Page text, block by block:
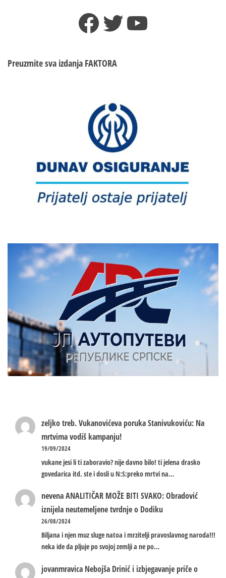
Facebook
TwitterYouTube
Preuzmite sva izdanja FAKTORA
zeljko treb.Vukanovićeva poruka Stanivukoviću: Na
mrtvima vodiš kampanju!
19/09/2024
vukane jesi li ti zaboravio? nije davno bilo! ti jelena drasko
govedarica itd. ste i dosli u N:S:preko mrtvi na…
nevenaANALITIČAR MOŽE BITI SVAKO: Obradović
iznijela neutemeljene tvrdnje o Dodiku
26/08/2024
Biljana i njen muz sluge natoa i mrzitelji pravoslavnog naroda!!!
neka ide da pljuje po svojoj zemlji a ne po…
jovanmravica Nebojša Drinić i izbjegavanje priče o